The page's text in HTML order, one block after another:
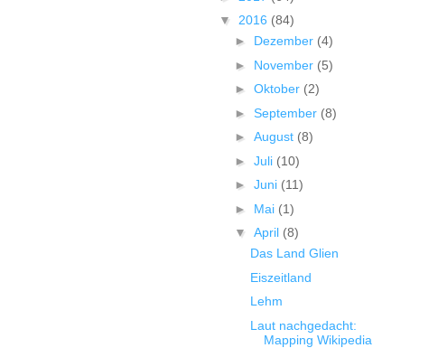
▼ 2016 (84)
► Dezember (4)
► November (5)
► Oktober (2)
► September (8)
► August (8)
► Juli (10)
► Juni (11)
► Mai (1)
▼ April (8)
Das Land Glien
Eiszeitland
Lehm
Laut nachgedacht:
Mapping Wikipedia